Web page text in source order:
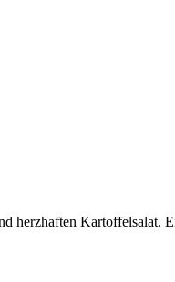
herzhaften